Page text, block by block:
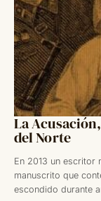
La
del Norte
En 2013 un escritor
manuscrito que
escondido durante